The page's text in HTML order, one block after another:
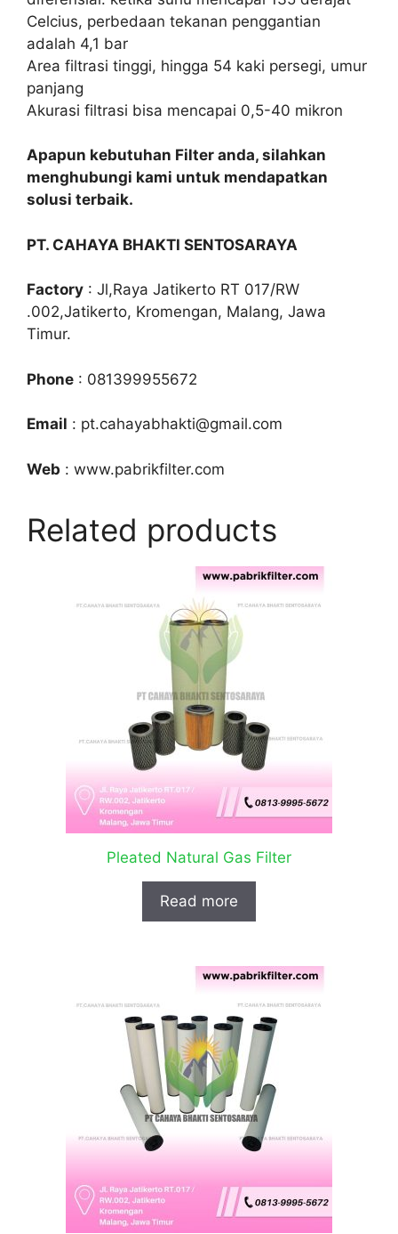
Celcius, perbedaan tekanan penggantian
adalah 4,1 bar
Area filtrasi tinggi, hingga 54 kaki persegi, umur
panjang
Akurasi filtrasi bisa mencapai 0,5-40 mikron
Apapun kebutuhan Filter anda, silahkan
menghubungi kami untuk mendapatkan
solusi terbaik.
PT. CAHAYA BHAKTI SENTOSARAYA
Factory : Jl,Raya Jatikerto RT 017/RW
.002,Jatikerto, Kromengan, Malang, Jawa
Timur.
Phone : 081399955672
Email : pt.cahayabhakti@gmail.com
Web : www.pabrikfilter.com
Related products
Pleated Natural Gas Filter
Read more